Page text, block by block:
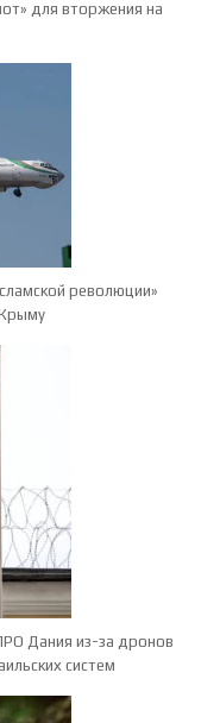
для вторжения на
революции»
Дания из-за дронов
систем